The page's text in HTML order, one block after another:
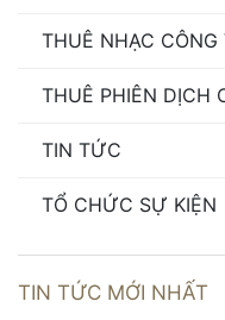
THUÊ NHẠC CÔNG
THUÊ PHIÊN DỊCH
TIN TỨC
TỔ CHỨC SỰ KIỆN
TIN TỨC MỚI NHẤT